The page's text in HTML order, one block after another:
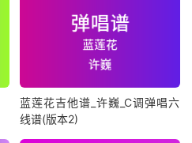
蓝莲花吉他谱_许巍_C调弹唱六
线谱(版本2)